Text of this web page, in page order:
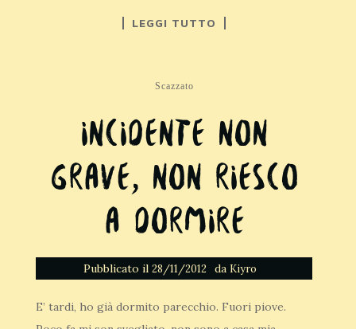
LEGGI TUTTO
Scazzato
Incidente non
grave, non riesco
a dormire
Pubblicato il 28/11/2012 da Kiyro
E’ tardi, ho già dormito parecchio. Fuori piove.